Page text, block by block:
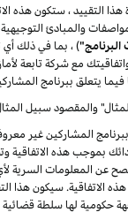
التقييد ، ستكون هذه
والمبادئ التوجيهية
) ، بما في ذلك
مع شركة تابعة
فيما يتعلق ببرنامج
والمقصود سبيل
المشاركين
بموجب هذه
عن المعلومات السرية
الاتفاقية. سيكون هذا
مع جهة حكومية لها